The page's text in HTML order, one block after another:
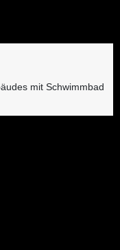
mit Schwimmbad